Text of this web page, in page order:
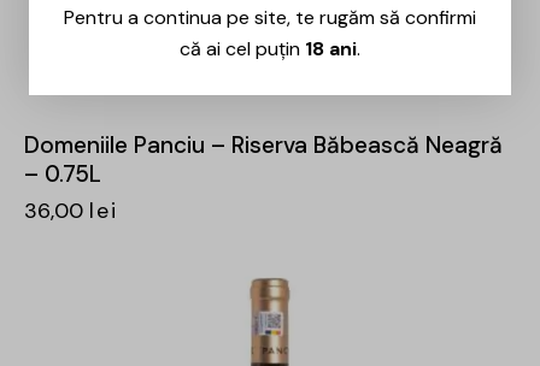
Domeniile Panciu – Riserva Băbească Neagră
– 0.75L
36,00 lei
Pentru a continua pe site, te rugăm să confirmi
că ai cel puțin 18 ani.